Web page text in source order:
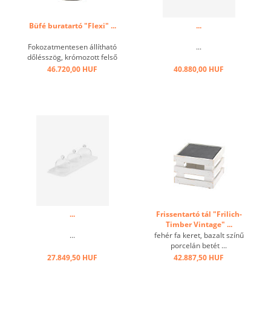
Büfé buratartó "Flexi" ...
Fokozatmentesen állítható
dőlésszög, krómozott felső
rész ...
46.720,00 HUF
...
...
40.880,00 HUF
...
...
27.849,50 HUF
Frissentartó tál "Frilich-
Timber Vintage" ...
fehér fa keret, bazalt színű
porcelán betét ...
42.887,50 HUF